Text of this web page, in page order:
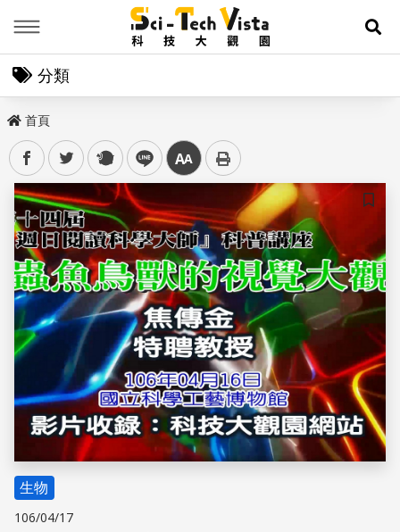
展
分類
首頁
facebooktwitter plurk line 中
儲存
生物
106/04/17